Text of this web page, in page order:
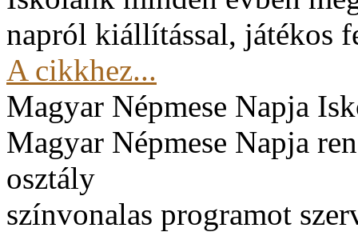
napról kiállítással, játékos
A cikkhez...
Magyar Népmese Napja
Magyar Népmese Napja
osztály
színvonalas programot